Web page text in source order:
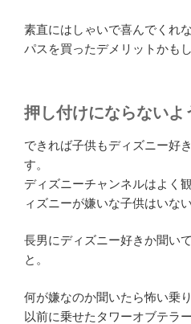
素直にはしゃいで喜んでくれ
パスを買ったデメリットかもし
押し付けにならないよ
できれば子供もディズニー好
す。
ディズニーチャンネルはよく
ィズニーが嫌いな子供はいな
長男にディズニー好きか聞い
と。
何が嫌なのか聞いたら怖い乗
以前に乗せたタワーオブテラ